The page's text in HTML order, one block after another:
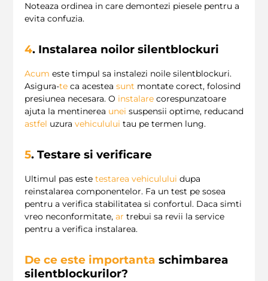
Noteaza ordinea in care demontezi piesele pentru a
evita confuzia.
4. Instalarea noilor silentblockuri
Acum este timpul sa instalezi noile silentblockuri.
Asigura-te ca acestea sunt montate corect, folosind
presiunea necesara. O instalare corespunzatoare
ajuta la mentinerea unei suspensii optime, reducand
astfel uzura vehiculului tau pe termen lung.
5. Testare si verificare
Ultimul pas este testarea vehiculului dupa
reinstalarea componentelor. Fa un test pe sosea
pentru a verifica stabilitatea si confortul. Daca simti
vreo neconformitate, ar trebui sa revii la service
pentru a verifica instalarea.
De ce este importanta schimbarea
silentblockurilor?